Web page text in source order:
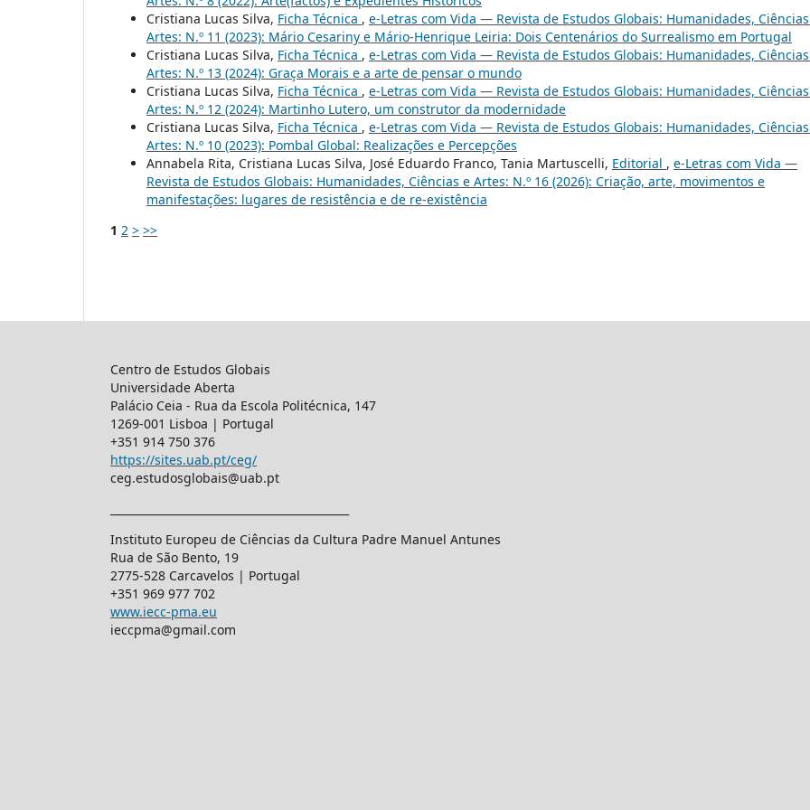
Cristiana Lucas Silva, Ficha Técnica , e-Letras com Vida — Revista de Estudos Globais: Humanidades,
Artes: N.º 11 (2023): Mário Cesariny e Mário-Henrique Leiria: Dois Centenários do Surrealismo em Portugal
Cristiana Lucas Silva, Ficha Técnica , e-Letras com Vida — Revista de Estudos Globais: Humanidades,
Artes: N.º 13 (2024): Graça Morais e a arte de pensar o mundo
Cristiana Lucas Silva, Ficha Técnica , e-Letras com Vida — Revista de Estudos Globais: Humanidades,
Artes: N.º 12 (2024): Martinho Lutero, um construtor da modernidade
Cristiana Lucas Silva, Ficha Técnica , e-Letras com Vida — Revista de Estudos Globais: Humanidades,
Artes: N.º 10 (2023): Pombal Global: Realizações e Percepções
Annabela Rita, Cristiana Lucas Silva, José Eduardo Franco, Tania Martuscelli, Editorial , e-Letras com Vida —
Revista de Estudos Globais: Humanidades, Ciências e Artes: N.º 16 (2026): Criação, arte, movimentos e
manifestações: lugares de resistência e de re-existência
1 2 > >>
Centro de Estudos Globais
Universidade Aberta
Palácio Ceia - Rua da Escola Politécnica, 147
1269-001 Lisboa | Portugal
+351 914 750 376
https://sites.uab.pt/ceg/
ceg.estudosglobais@uab.pt
Instituto Europeu de Ciências da Cultura Padre Manuel Antunes
Rua de São Bento, 19
2775-528 Carcavelos | Portugal
+351 969 977 702
www.iecc-pma.eu
ieccpma@gmail.com